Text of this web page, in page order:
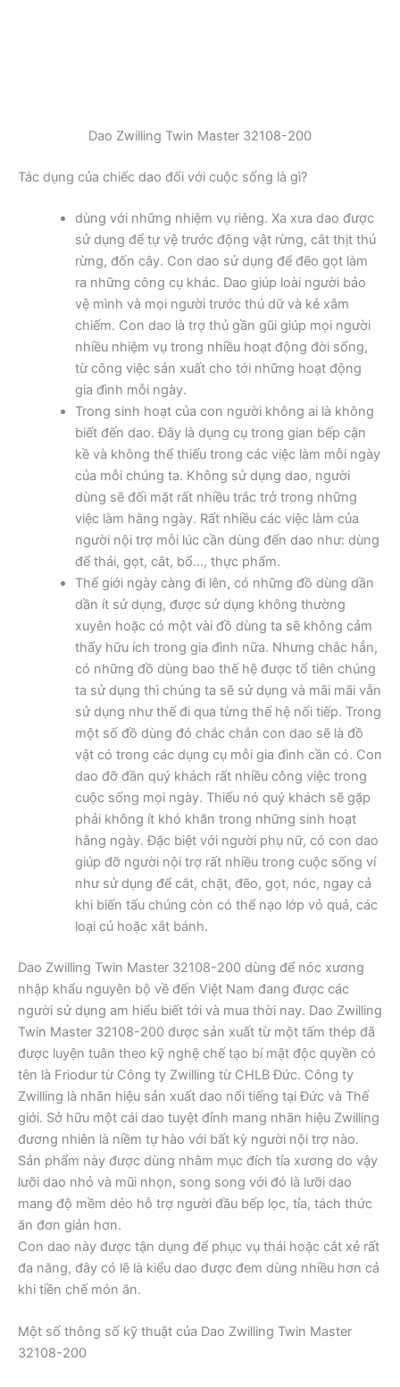
Dao Zwilling Twin Master 32108-200
Tác dụng của chiếc dao đối với cuộc sống là gì?
dùng với những nhiệm vụ riêng. Xa xưa dao được
sử dụng để tự vệ trước động vật rừng, cắt thịt thú
rừng, đốn cây. Con dao sử dụng để đẽo gọt làm
ra những công cụ khác. Dao giúp loài người bảo
vệ mình và mọi người trước thú dữ và kẻ xâm
chiếm. Con dao là trợ thủ gần gũi giúp mọi người
nhiều nhiệm vụ trong nhiều hoạt động đời sống,
từ công việc sản xuất cho tới những hoạt động
gia đình mỗi ngày.
Trong sinh hoạt của con người không ai là không
biết đến dao. Đây là dụng cụ trong gian bếp cận
kề và không thể thiếu trong các việc làm mỗi ngày
của mỗi chúng ta. Không sử dụng dao, người
dùng sẽ đối mặt rất nhiều trắc trở trong những
việc làm hằng ngày. Rất nhiều các việc làm của
người nội trợ mỗi lúc cần dùng đến dao như: dùng
để thái, gọt, cắt, bổ…, thực phẩm.
Thế giới ngày càng đi lên, có những đồ dùng dần
dần ít sử dụng, được sử dụng không thường
xuyên hoặc có một vài đồ dùng ta sẽ không cảm
thấy hữu ích trong gia đình nữa. Nhưng chắc hẳn,
có những đồ dùng bao thế hệ được tổ tiên chúng
ta sử dụng thì chúng ta sẽ sử dụng và mãi mãi vẫn
sử dụng như thế đi qua từng thế hệ nối tiếp. Trong
một số đồ dùng đó chắc chắn con dao sẽ là đồ
vật có trong các dụng cụ mỗi gia đình cần có. Con
dao đỡ đần quý khách rất nhiều công việc trong
cuộc sống mọi ngày. Thiếu nó quý khách sẽ gặp
phải không ít khó khăn trong những sinh hoạt
hằng ngày. Đặc biệt với người phụ nữ, có con dao
giúp đỡ người nội trợ rất nhiều trong cuộc sống ví
như sử dụng để cắt, chặt, đẽo, gọt, nóc, ngay cả
khi biến tấu chúng còn có thể nạo lớp vỏ quả, các
loại củ hoặc xắt bánh.
Dao Zwilling Twin Master 32108-200 dùng để nóc xương
nhập khẩu nguyên bộ về đến Việt Nam đang được các
người sử dụng am hiểu biết tới và mua thời nay. Dao Zwilling
Twin Master 32108-200 được sản xuất từ một tấm thép đã
được luyện tuân theo kỹ nghệ chế tạo bí mật độc quyền có
tên là Friodur từ Công ty Zwilling từ CHLB Đức. Công ty
Zwilling là nhãn hiệu sản xuất dao nổi tiếng tại Đức và Thế
giới. Sở hữu một cái dao tuyệt đỉnh mang nhãn hiệu Zwilling
đương nhiên là niềm tự hào với bất kỳ người nội trợ nào.
Sản phẩm này được dùng nhằm mục đích tỉa xương do vậy
lưỡi dao nhỏ và mũi nhọn, song song với đó là lưỡi dao
mang độ mềm dẻo hỗ trợ người đầu bếp lọc, tỉa, tách thức
ăn đơn giản hơn.
Con dao này được tận dụng để phục vụ thái hoặc cắt xẻ rất
đa năng, đây có lẽ là kiểu dao được đem dùng nhiều hơn cả
khi tiền chế món ăn.
Một số thông số kỹ thuật của Dao Zwilling Twin Master
32108-200